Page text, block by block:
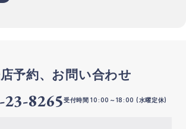
予約、お問い合わせ
8265受付時間 10:00～18:00 (水曜定休)